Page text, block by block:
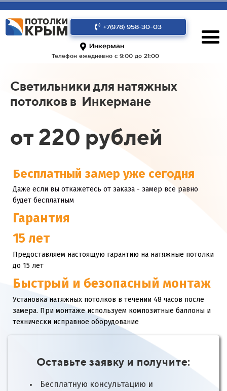
+7(978) 958-30-03
Инкерман
Телефон ежедневно с 9:00 до 21:00
Светильники для натяжных
потолков в Инкермане
от 220 рублей
Бесплатный замер уже сегодня
Даже если вы откажетесь от заказа - замер все равно
будет бесплатным
Гарантия
15 лет
Предоставляем настоящую гарантию на натяжные потолки
до 15 лет
Быстрый и безопасный монтаж
Установка натяжных потолков в течении 48 часов после
замера. При монтаже используем композитные баллоны и
технически исправное оборудование
Оставьте заявку и получите:
Бесплатную консультацию и